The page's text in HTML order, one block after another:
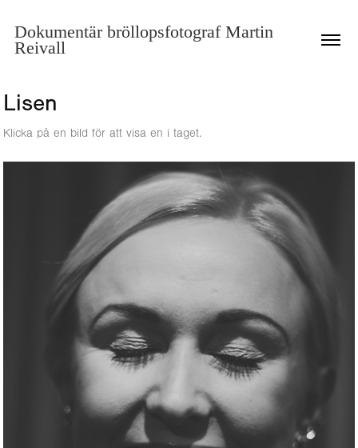
Dokumentär bröllopsfotograf Martin
Reivall
Lisen
Klicka på en bild för att visa en i taget.